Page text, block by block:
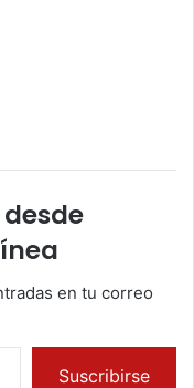
en tu correo
Suscribirse